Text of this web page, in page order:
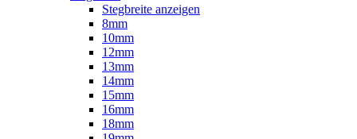
Stegbreite anzeigen
8mm
10mm
12mm
13mm
14mm
15mm
16mm
18mm